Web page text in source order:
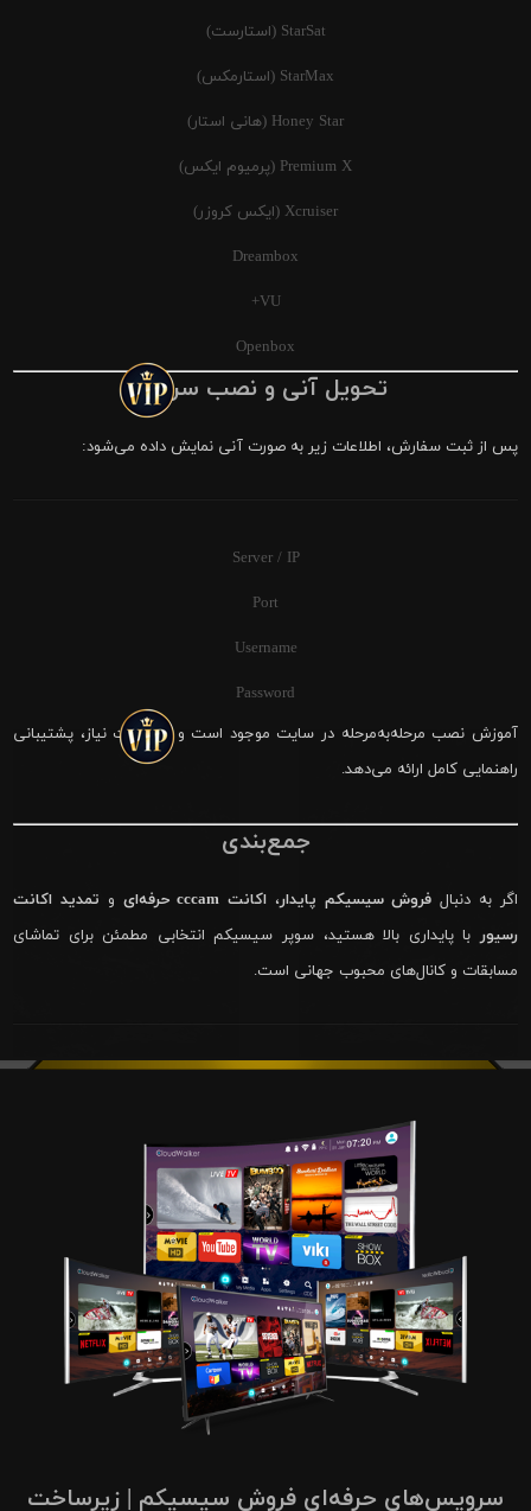
StarSat (استارست)
StarMax (استارمکس)
Honey Star (هانی استار)
Premium X (پرمیوم ایکس)
Xcruiser (ایکس کروزر)
Dreambox
VU+
Openbox
تحویل آنی و نصب سریع
پس از ثبت سفارش، اطلاعات زیر به صورت آنی نمایش داده می‌شود:
Server / IP
Port
Username
Password
آموزش نصب مرحله‌به‌مرحله در سایت موجود است و در صورت نیاز، پشتیبانی
راهنمایی کامل ارائه می‌دهد.
جمع‌بندی
اگر به دنبال فروش سیسیکم پایدار، اکانت cccam حرفه‌ای و تمدید اکانت
رسیور با پایداری بالا هستید، سوپر سیسیکم انتخابی مطمئن برای تماشای
مسابقات و کانال‌های محبوب جهانی است.
سرویس‌های حرفه‌ای فروش سیسیکم | زیرساخت